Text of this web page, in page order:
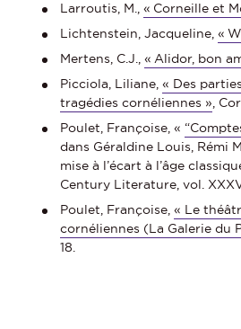
Larroutis, M.,« Corneille et
Lichtenstein, Jacqueline,«
Mertens, C.J.,« Alidor, bon
Picciola, Liliane,« Des
tragédies cornéliennes » ,
Poulet, Françoise, «
dans Géraldine Louis, Rémi
mise à l’écart à l’âge
Century Literature, vol.
Poulet, Françoise,« Le
cornéliennes (La Galerie du
18.